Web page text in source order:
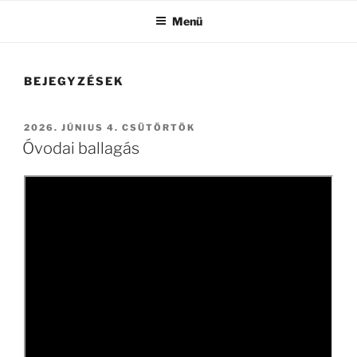
Menü
BEJEGYZÉSEK
BEKÜLDVE:
2026. JÚNIUS 4. CSÜTÖRTÖK
Óvodai ballagás